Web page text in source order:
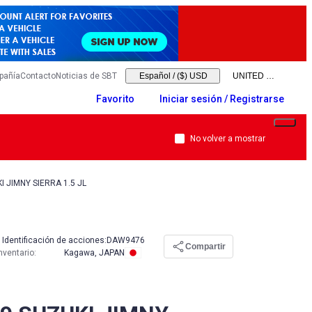
ContactoNoticias de SBT Español / ($) USD
Favorito Iniciar sesión / Registrarse
No volver a mostrar
JIMNY SIERRA 1.5 JL
Identificación de acciones: DAW9476
: Kagawa, JAPAN
Compartir